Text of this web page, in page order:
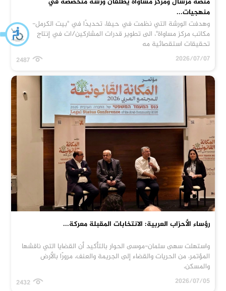
منهجيات...
وهدفت الورشة التي نظمت في حيفا، تحديدًا في "بيت الكرمل-
مكاتب مركز مساواة"، الى تطوير قدرات المشاركين/ات في إنتاج
تحقيقات استقصائية مه
2026/07/07
رؤساء الأحزاب العربية: الانتخابات المقبلة معركة...
واستهلت سهى سلمان-موسى الحوار بالتأكيد أن القضايا التي ناقشها
المؤتمر، من الحريات والقضاء إلى الجريمة والعنف، مرورًا بالأرض
والمسكن،
2026/07/05